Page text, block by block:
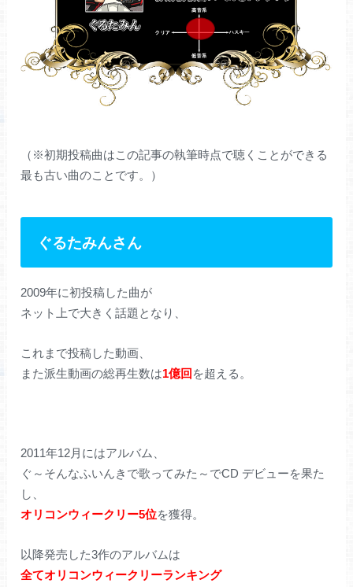
（※初期投稿曲はこの記事の執筆時点で聴くことができる
最も古い曲のことです。）
ぐるたみんさん
2009年に初投稿した曲が
ネット上で大きく話題となり、
これまで投稿した動画、
また派生動画の総再生数は1億回 を超える。
2011年12月にはアルバム、
ぐ～そんなふいんきで歌ってみた～でCD デビューを果た
し、
オリコンウィークリー5位を獲得。
以降発売した3作のアルバムは
全てオリコンウィークリーランキング